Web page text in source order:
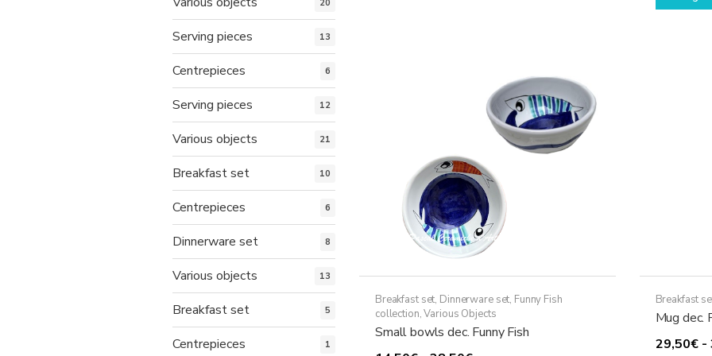
possono
nella
pagina
del
prodotto
Breakfast set, Dinnerware set, Funny Fish
collection,Various Objects
Small bowls dec. Funny Fish
Breakfast
Mug dec.
29,50€ -
20
Serving pieces 13
Centrepieces 6
Serving pieces 12
Various objects 21
Breakfast set 10
Centrepieces 6
Dinnerware set 8
Various objects 13
Breakfast set 5
Centrepieces 1